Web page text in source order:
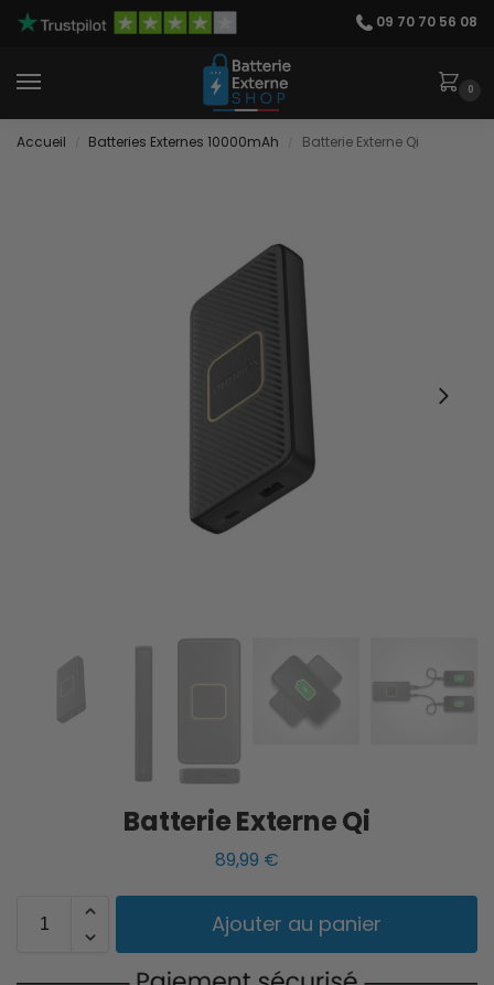
09 70 70 56 08
0
Accueil Batteries Externes 10000mAh Batterie Externe Qi
Batterie Externe Qi
89,99 €
Ajouter au panier